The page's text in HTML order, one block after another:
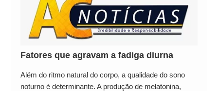
Fatores que agravam a fadiga diurna
Além do ritmo natural do corpo, a qualidade do sono
noturno é determinante. A produção de melatonina,